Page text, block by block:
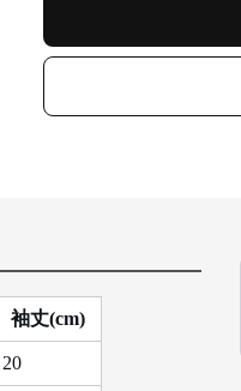
袖丈(cm)
20